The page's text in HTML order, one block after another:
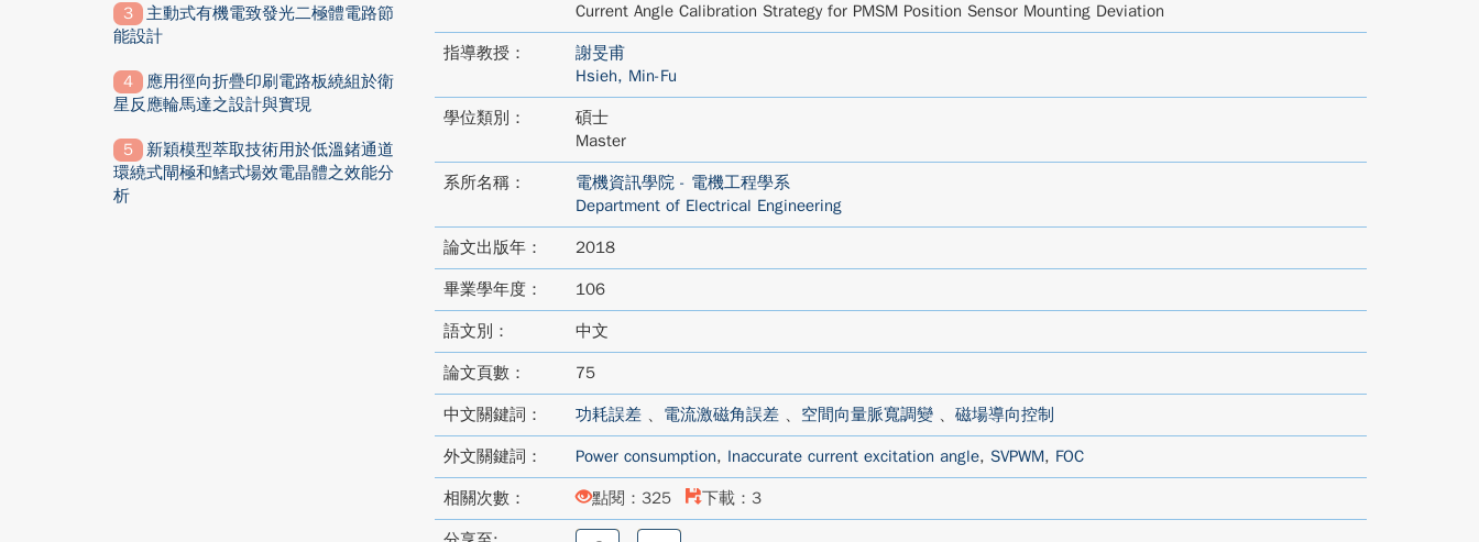
Current Angle Calibration Strategy for PMSM Position Sensor Mounting Deviation
指導教授：
謝旻甫
Hsieh, Min-Fu
學位類別：
碩士
Master
系所名稱：
電機資訊學院 - 電機工程學系
Department of Electrical Engineering
論文出版年： 2018
畢業學年度： 106
語文別： 中文
論文頁數： 75
中文關鍵詞： 功耗誤差、 電流激磁角誤差、 空間向量脈寬調變、 磁場導向控制
外文關鍵詞： Power consumption, Inaccurate current excitation angle, SVPWM, FOC
相關次數： 點閱：325 下載：3
主動式有機電致發光二極體電路節
能設計
應用徑向折疊印刷電路板繞組於衛
星反應輪馬達之設計與實現
新穎模型萃取技術用於低溫鍺通道
環繞式閘極和鰭式場效電晶體之效能分
析